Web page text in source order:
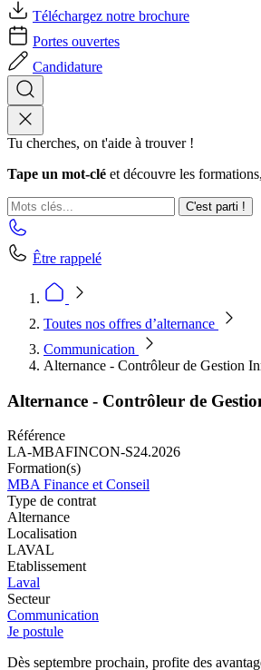
Téléchargez notre brochure
Portes ouvertes
Candidature
Tu cherches, on t'aide à trouver !
Tape un mot-clé et découvre les
C'est parti !
Être rappelé
Toutes nos offres d’alternance
Communication
Alternance - Contrôleur de Gestion
Alternance - Contrôleur de
Référence
LA-MBAFINCON-S24.2026
Formation(s)
MBA Finance et Conseil
Type de contrat
Alternance
Localisation
LAVAL
Etablissement
Laval
Secteur
Communication
Je postule
Dès septembre prochain, profite des